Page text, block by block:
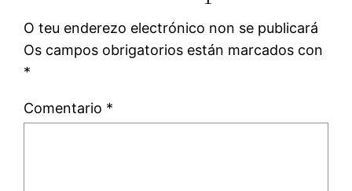
O teu enderezo electrónico non se publicará
Os campos obrigatorios están marcados con
*
Comentario *